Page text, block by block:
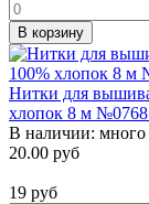
В корзину
Нитки для
хлопок 8 м №0768
В наличии: много
20.00 руб
19 руб